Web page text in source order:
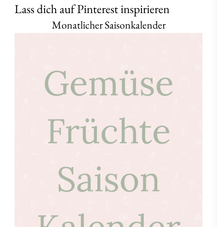
Lass dich auf Pinterest inspirieren
Monatlicher Saisonkalender